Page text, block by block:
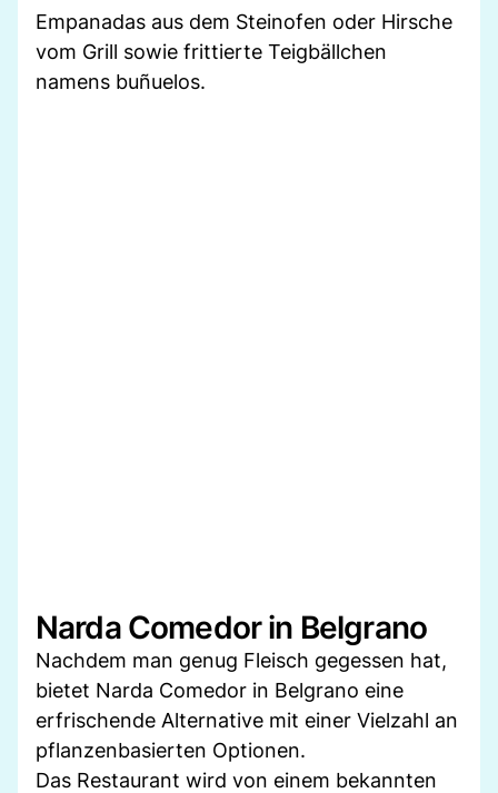
Empanadas aus dem Steinofen oder Hirsche
vom Grill sowie frittierte Teigbällchen
namens buñuelos.
Narda Comedor in Belgrano
Nachdem man genug Fleisch gegessen hat,
bietet Narda Comedor in Belgrano eine
erfrischende Alternative mit einer Vielzahl an
pflanzenbasierten Optionen.
Das Restaurant wird von einem bekannten